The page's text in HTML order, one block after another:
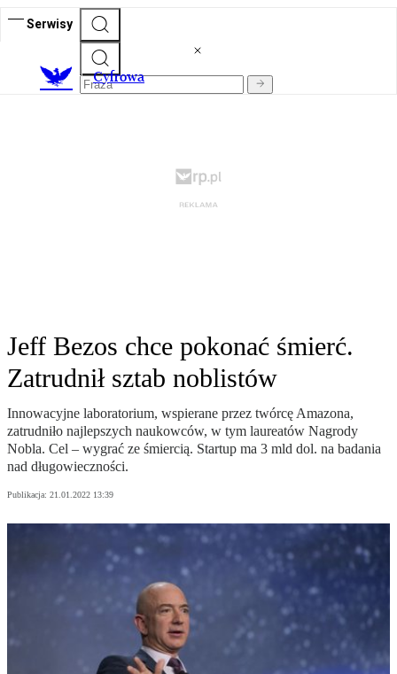
Serwisy
Cyfrowa
Jeff Bezos chce pokonać śmierć.
Zatrudnił sztab noblistów
Innowacyjne laboratorium, wspierane przez twórcę Amazona,
zatrudniło najlepszych naukowców, w tym laureatów Nagrody
Nobla. Cel – wygrać ze śmiercią. Startup ma 3 mld dol. na badania
nad długowieczności.
Publikacja: 21.01.2022 13:39